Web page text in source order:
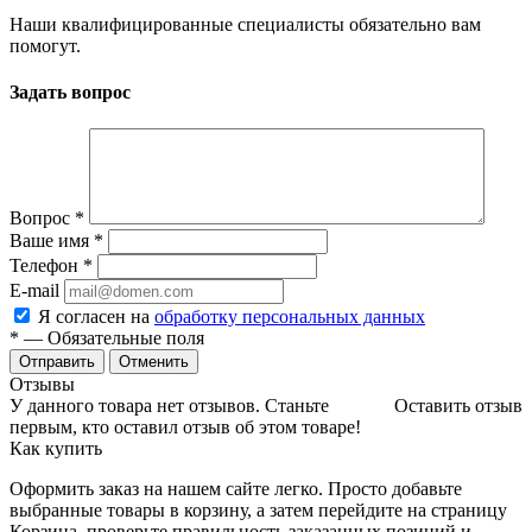
Наши квалифицированные специалисты обязательно вам
помогут.
Задать вопрос
Вопрос *
Ваше имя *
Телефон *
E-mail
Я согласен на обработку персональных данных
* — Обязательные поля
Отменить
Отзывы
Оставить отзыв
У данного товара нет отзывов. Станьте
первым, кто оставил отзыв об этом товаре!
Как купить
Оформить заказ на нашем сайте легко. Просто добавьте
выбранные товары в корзину, а затем перейдите на страницу